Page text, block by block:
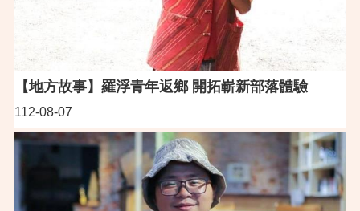
【地方故事】羅浮青年返鄉 開拓嶄新部落體驗
112-08-07